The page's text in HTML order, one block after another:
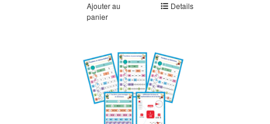
Ajouter au
panier
Details